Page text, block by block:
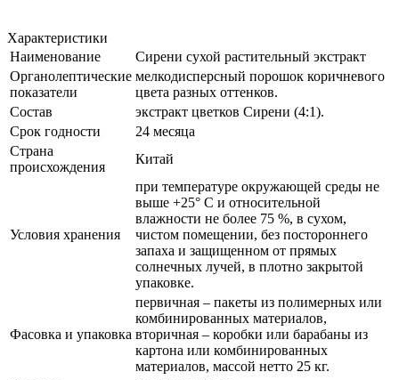
Характеристики
Наименование
Сирени сухой растительный экстракт
Органолептические
показатели
мелкодисперсный порошок коричневого
цвета разных оттенков.
Состав
экстракт цветков Сирени (4:1).
Срок годности
24 месяца
Страна
происхождения
Китай
Условия хранения
при температуре окружающей среды не
выше +25° С и относительной
влажности не более 75 %, в сухом,
чистом помещении, без постороннего
запаха и защищенном от прямых
солнечных лучей, в плотно закрытой
упаковке.
Фасовка и упаковка
первичная – пакеты из полимерных или
комбинированных материалов,
вторичная – коробки или барабаны из
картона или комбинированных
материалов, массой нетто 25 кг.